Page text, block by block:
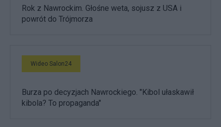
Rok z Nawrockim. Głośne weta, sojusz z USA i
powrót do Trójmorza
Wideo Salon24
Burza po decyzjach Nawrockiego. "Kibol ułaskawił
kibola? To propaganda"